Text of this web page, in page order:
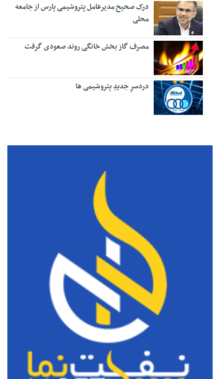
درک صحیح مدیرعامل پتروشیمی پارس از جامعه
محلی
مصرف گاز بخش خانگی روند صعودی گرفت
دردسرِ جدیدِ پتروشیمی ها